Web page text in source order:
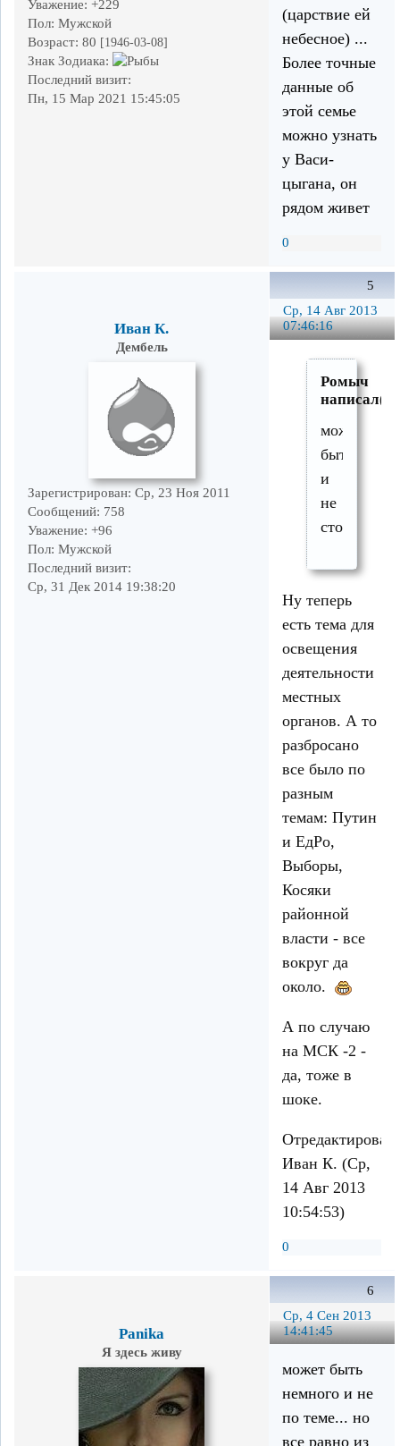
Уважение: +229
Пол: Мужской
Возраст: 80 [1946-03-08]
Знак Зодиака:
Последний визит:
Пн, 15 Мар 2021 15:45:05
(царствие ей
небесное) ...
Более точные
данные об
этой семье
можно узнать
у Васи-
цыгана, он
рядом живет
0
5
Ср, 14 Авг 2013
07:46:16
Иван К.
Дембель
Зарегистрирован: Ср, 23 Ноя 2011
Сообщений: 758
Уважение: +96
Пол: Мужской
Последний визит:
Ср, 31 Дек 2014 19:38:20
Ромыч
может
быть
и
не
стоило
Ну теперь
есть тема для
освещения
деятельности
местных
органов. А то
разбросано
все было по
разным
темам: Путин
и ЕдРо,
Выборы,
Косяки
районной
власти - все
вокруг да
около.
А по случаю
на МСК -2 -
да, тоже в
шоке.
Иван К. (Ср,
14 Авг 2013
10:54:53)
0
6
Ср, 4 Сен 2013
14:41:45
Panika
Я здесь живу
может быть
немного и не
по теме... но
все равно из